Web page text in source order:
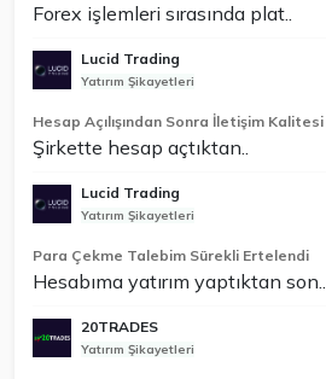
Forex işlemleri sırasında plat..
Lucid Trading
Yatırım Şikayetleri
Hesap Açılışından Sonra İletişim Kalitesi
Şirkette hesap açtıktan..
Lucid Trading
Yatırım Şikayetleri
Para Çekme Talebim Sürekli Ertelendi
Hesabıma yatırım yaptıktan son..
20TRADES
Yatırım Şikayetleri